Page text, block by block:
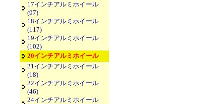
17インチアルミホイール
(97)
18インチアルミホイール
(117)
19インチアルミホイール
(102)
20インチアルミホイール
21インチアルミホイール
(18)
22インチアルミホイール
(46)
24インチアルミホイール